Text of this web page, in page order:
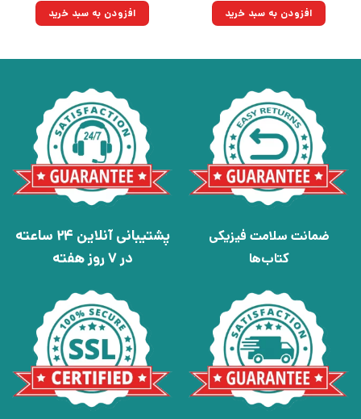
۵۵۰,۰۰۰تومان
بود.
۳۸۲,۲۵۰تومان.افزودن به سبد خرید ۵۴۰,۰۰۰تومان
بود.
۳۷۵,۳۰۰تومان.افزودن به سبد خرید
ضمانت سلامت فیزیکی
کتاب‌ها
پشتیبانی آنلاین 24 ساعته
در 7 روز هفته